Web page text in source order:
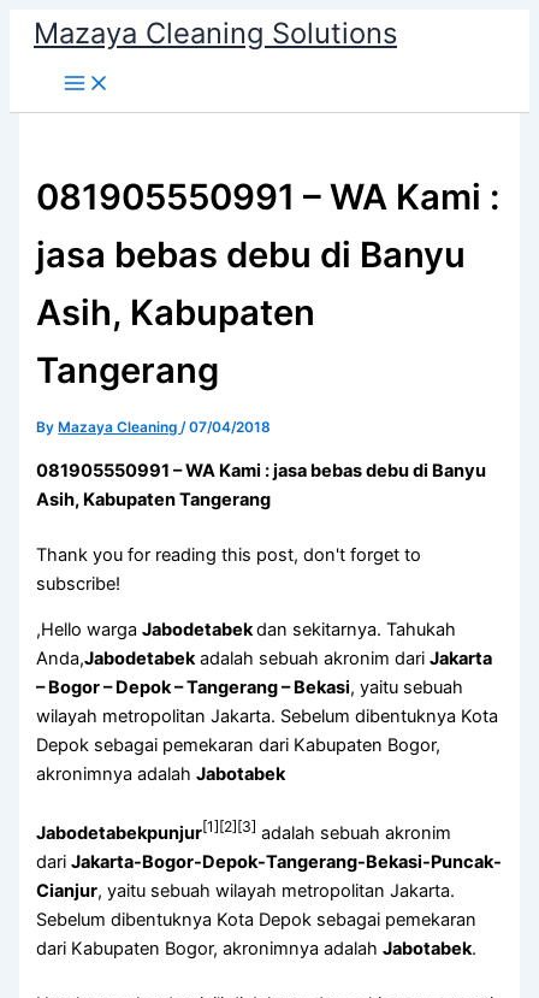
content
Mazaya Cleaning Solutions
081905550991 – WA Kami :
jasa bebas debu di Banyu
Asih, Kabupaten
Tangerang
By Mazaya Cleaning/07/04/2018
081905550991 – WA Kami : jasa bebas debu di Banyu
Asih, Kabupaten Tangerang
Thank you for reading this post, don't forget to
subscribe!
,Hello wargaJabodetabekdan sekitarnya. Tahukah
Anda,Jabodetabekadalah sebuah akronim dariJakarta
– Bogor – Depok – Tangerang – Bekasi, yaitu sebuah
wilayah metropolitan Jakarta. Sebelum dibentuknya Kota
Depok sebagai pemekaran dari Kabupaten Bogor,
akronimnya adalahJabotabek
Jabodetabekpunjur[1] [2] [3] adalah sebuah akronim
dariJakarta-Bogor-Depok-Tangerang-Bekasi-Puncak-
Cianjur, yaitu sebuah wilayah metropolitan Jakarta.
Sebelum dibentuknya Kota Depok sebagai pemekaran
dari Kabupaten Bogor, akronimnya adalahJabotabek.